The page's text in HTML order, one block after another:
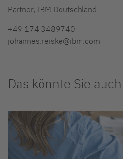
Partner, IBM Deutschland
+49 174 3489740
johannes.reiske@ibm.com
Das könnte Sie